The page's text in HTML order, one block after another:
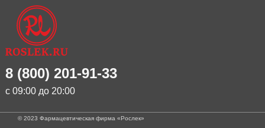
8 (800) 201-91-33
с 09:00 до 20:00
© 2023 Фармацевтическая фирма «Рослек»